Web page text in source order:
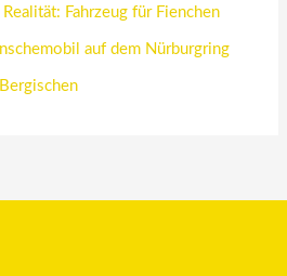
Fahrzeug für Fienchen
auf dem Nürburgring